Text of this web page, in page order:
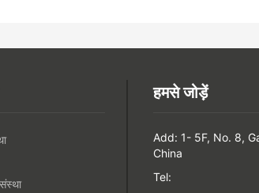
हमसे जोड़ें
Add: 1- 5F, No. 8,
China
Tel: